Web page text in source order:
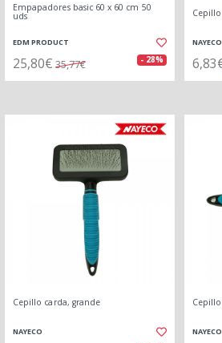
Empapadores basic 60 x 60 cm 50
uds
EDM PRODUCT
25,80€ 35,77€ - 28%
NAYECO
Cepillo carda, grande
NAYECO NAYECO